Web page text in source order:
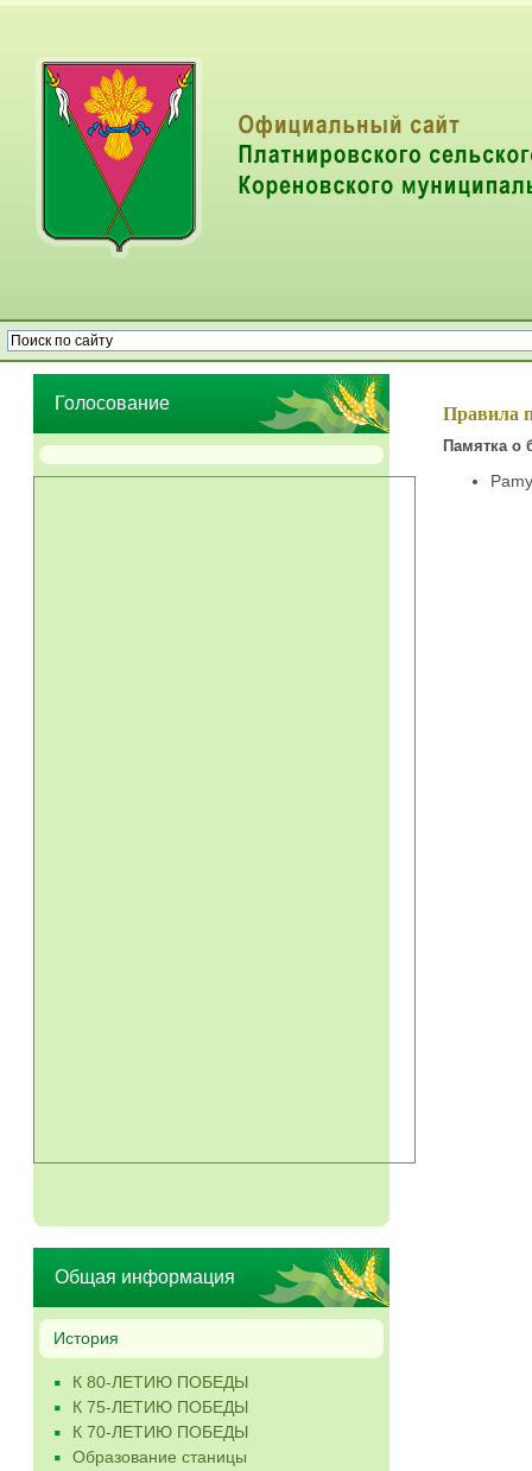
Голосование
Общая информация
История
К 80-ЛЕТИЮ ПОБЕДЫ
К 75-ЛЕТИЮ ПОБЕДЫ
К 70-ЛЕТИЮ ПОБЕДЫ
Образование станицы
Правила
Памятка о